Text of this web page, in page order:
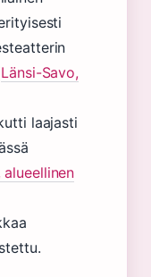
Länsi-Savo,
laajasti